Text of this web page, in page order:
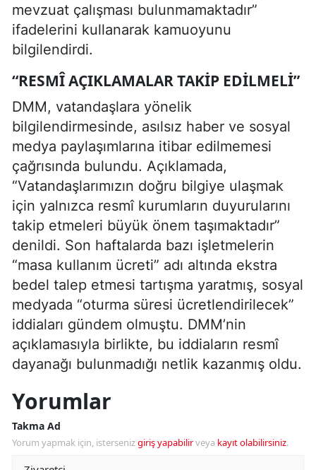
mevzuat çalışması bulunmamaktadır”
ifadelerini kullanarak kamuoyunu
bilgilendirdi.
“RESMÎ AÇIKLAMALAR TAKIP EDILMELI”
DMM, vatandaşlara yönelik
bilgilendirmesinde, asılsız haber ve sosyal
medya paylaşımlarına itibar edilmemesi
çağrısında bulundu. Açıklamada,
“Vatandaşlarımızın doğru bilgiye ulaşmak
için yalnızca resmî kurumların duyurularını
takip etmeleri büyük önem taşımaktadır”
denildi. Son haftalarda bazı işletmelerin
“masa kullanım ücreti” adı altında ekstra
bedel talep etmesi tartışma yaratmış, sosyal
medyada “oturma süresi ücretlendirilecek”
iddiaları gündem olmuştu. DMM’nin
açıklamasıyla birlikte, bu iddiaların resmî
dayanağı bulunmadığı netlik kazanmış oldu.
Yorumlar
Takma Ad
Yorum yapmak için, istersenizgiriş yapabilirveya kayıt olabilirsiniz.